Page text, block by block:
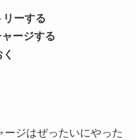
ーする
ージする
ジはぜったいにやった